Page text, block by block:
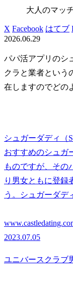
大人のマッ
X Facebook はてブ
2026.06.29
パパ活アプリのシ
クラと業者という
在しますのでどの
シュガーダディ（
おすすめのシュガ
ものですが、その
り男女ともに登録
う。シュガーダデ
2023.07.05
ユニバースクラブ